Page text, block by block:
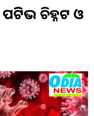
ପଜିଟିଭ ଚିହ୍ନଟ ଓ